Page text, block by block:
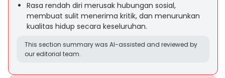
Rasa rendah diri merusak hubungan sosial,
membuat sulit menerima kritik, dan menurunkan
kualitas hidup secara keseluruhan.
This section summary was AI-assisted and reviewed by
our editorial team.